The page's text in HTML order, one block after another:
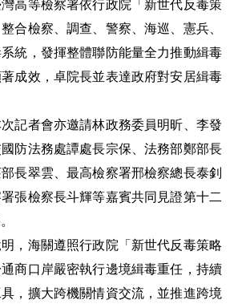
高等檢察署依行政院「新世代反毒策
合檢察、調查、警察、海巡、憲兵、
統，發揮整體聯防能量全力推動緝毒
成效，卓院長並表達政府對安居緝毒
記者會亦邀請林政務委員明昕、李發
防法務處譚處長宗保、法務部鄭部長
長翠雲、最高檢察署邢檢察總長泰釗
張檢察長斗輝等嘉賓共同見證第十二
，海關遵照行政院「新世代反毒策略
商口岸嚴密執行邊境緝毒重任，持續
，擴大跨機關情資交流，並推進跨境